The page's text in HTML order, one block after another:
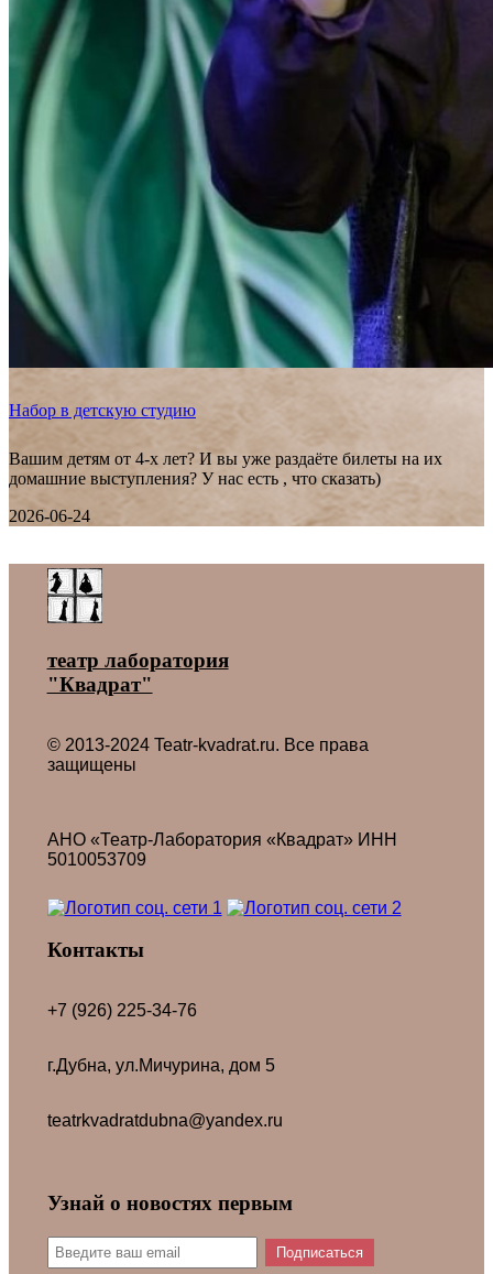
Набор в детскую студию
Вашим детям от 4-х лет? И вы уже раздаёте билеты на их
домашние выступления? У нас есть , что сказать)
2026-06-24
театр лаборатория
"Квадрат"
© 2013-2024 Teatr-kvadrat.ru. Все права
защищены
АНО «Театр-Лаборатория «Квадрат» ИНН
5010053709
Контакты
+7 (926) 225-34-76
г.Дубна, ул.Мичурина, дом 5
teatrkvadratdubna@yandex.ru
Узнай о новостях первым
Подписаться